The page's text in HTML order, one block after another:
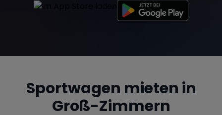
Sportwagen mieten in
Groß-Zimmern